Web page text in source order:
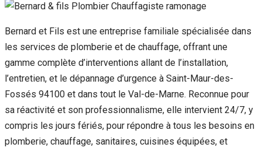
Bernard et Fils est une entreprise familiale spécialisée dans
les services de plomberie et de chauffage, offrant une
gamme complète d’interventions allant de l’installation,
l’entretien, et le dépannage d’urgence à Saint-Maur-des-
Fossés 94100 et dans tout le Val-de-Marne. Reconnue pour
sa réactivité et son professionnalisme, elle intervient 24/7, y
compris les jours fériés, pour répondre à tous les besoins en
plomberie, chauffage, sanitaires, cuisines équipées, et